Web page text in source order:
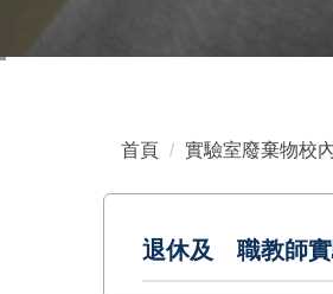
首頁 實驗室廢棄物校
退休及離職教師